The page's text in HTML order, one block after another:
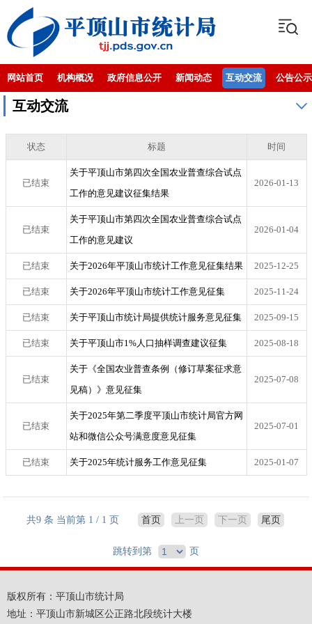
网站首页 机构概况 政府信息公开 新闻动态 互动交流 公告公示
互动交流
状态 标题 时间
已结束
关于平顶山市第四次全国农业普查综合试点
工作的意见建议征集结果
2026-01-13
已结束
关于平顶山市第四次全国农业普查综合试点
工作的意见建议
2026-01-04
已结束 关于2026年平顶山市统计工作意见征集结果 2025-12-25
已结束 关于2026年平顶山市统计工作意见征集 2025-11-24
已结束 关于平顶山市统计局提供统计服务意见征集 2025-09-15
已结束 关于平顶山市1%人口抽样调查建议征集 2025-08-18
已结束
关于《全国农业普查条例（修订草案征求意
见稿）》意见征集
2025-07-08
已结束
关于2025年第二季度平顶山市统计局官方网
站和微信公众号满意度意见征集
2025-07-01
已结束 关于2025年统计服务工作意见征集 2025-01-07
共9 条 当前第 1 / 1 页 首页 上一页 下一页 尾页
跳转到第 页
版权所有：平顶山市统计局
地址：平顶山市新城区公正路北段统计大楼